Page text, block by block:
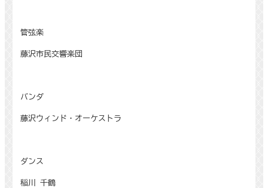
管弦楽
藤沢市民交響楽団
バンダ
藤沢ウィンド・オーケストラ
ダンス
稲川 千鶴